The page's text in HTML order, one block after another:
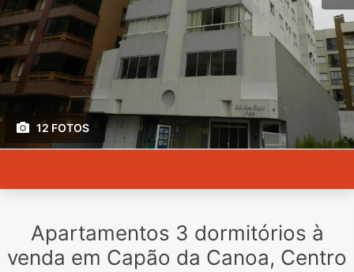
12 FOTOS
Apartamentos 3 dormitórios à
venda em Capão da Canoa, Centro